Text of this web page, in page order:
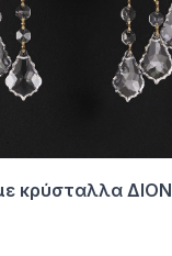
κρύσταλλα ΔΙΟΝ